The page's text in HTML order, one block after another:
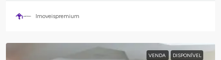
Imoveispremium
VENDA DISPONÍVEL